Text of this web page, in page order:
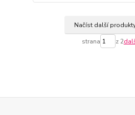
Načíst další
strana z 2